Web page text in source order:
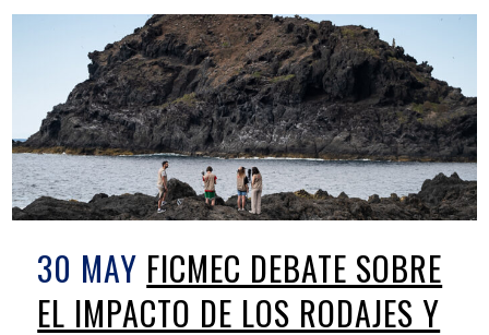
30 MAY FICMEC DEBATE SOBRE
EL IMPACTO DE LOS RODAJES Y